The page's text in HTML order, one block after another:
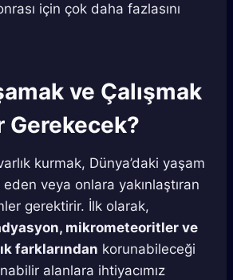
için çok daha fazlasını
ve Çalışmak
Gerekecek?
kurmak, Dünya’daki yaşam
eden veya onlara yakınlaştıran
gerektirir. İlk olarak,
mikrometeoritler ve
farklarından korunabileceği
alanlara ihtiyacımız